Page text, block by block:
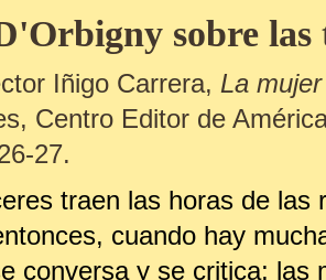
sobre las
Iñigo Carrera, La
Centro Editor de
27.
traen las horas de las
cuando hay
conversa y se critica; las